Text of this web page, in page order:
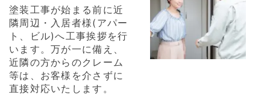
塗装工事が始まる前に近
隣周辺・入居者様(アパー
ト、ビル)へ工事挨拶を行
います。万が一に備え、
近隣の方からのクレーム
等は、お客様を介さずに
直接対応いたします。